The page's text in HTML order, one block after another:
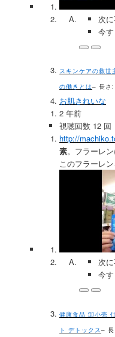
次
今
スキンケアの救世
の働きとは– 長さ:
お肌きれいな
2 年前
視聴回数 12 回
http://
素。フラーレ
このフラーレ
次
今
健康食品 卸小売
ト デトックス– 長